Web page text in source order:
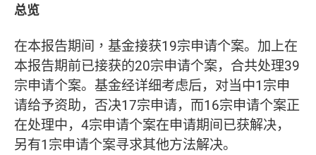
总览
在本报告期间，基金接获19宗申请个案。加上在
本报告期前已接获的20宗申请个案，合共处理39
宗申请个案。基金经详细考虑后，对当中1宗申
请给予资助，否决17宗申请，而16宗申请个案正
在处理中，4宗申请个案在申请期间已获解决，
另有1宗申请个案寻求其他方法解决。